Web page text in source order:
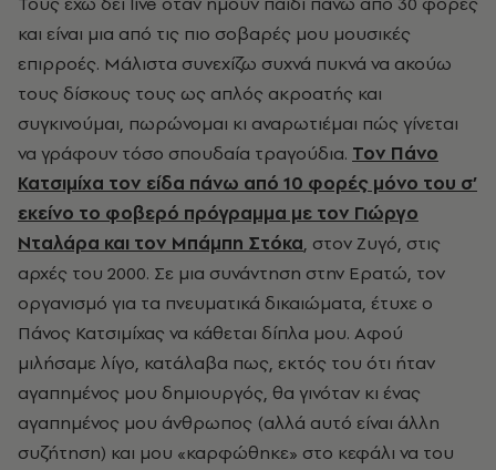
και είναι μια από τις πιο σοβαρές μου μουσικές
επιρροές. Μάλιστα συνεχίζω συχνά πυκνά να ακούω
τους δίσκους τους ως απλός ακροατής και
συγκινούμαι, πωρώνομαι κι αναρωτιέμαι πώς γίνεται
να γράφουν τόσο σπουδαία τραγούδια. Τον Πάνο
Κατσιμίχα τον είδα πάνω από 10 φορές μόνο του σ’
εκείνο το φοβερό πρόγραμμα με τον Γιώργο
Νταλάρα και τον Μπάμπη Στόκα, στον Ζυγό, στις
αρχές του 2000. Σε μια συνάντηση στην Ερατώ, τον
οργανισμό για τα πνευματικά δικαιώματα, έτυχε ο
Πάνος Κατσιμίχας να κάθεται δίπλα μου. Αφού
μιλήσαμε λίγο, κατάλαβα πως, εκτός του ότι ήταν
αγαπημένος μου δημιουργός, θα γινόταν κι ένας
αγαπημένος μου άνθρωπος (αλλά αυτό είναι άλλη
συζήτηση) και μου «καρφώθηκε» στο κεφάλι να του